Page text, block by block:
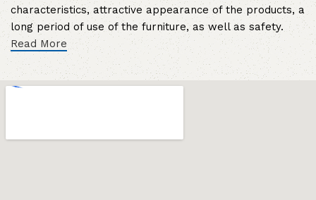
characteristics, attractive appearance of the products, a
long period of use of the furniture, as well as safety.
Read More